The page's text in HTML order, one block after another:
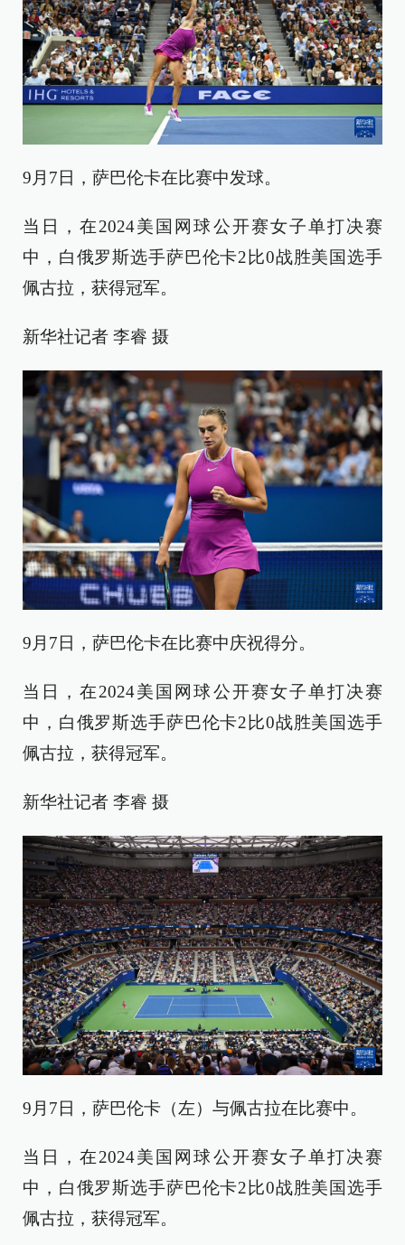
9月7日，萨巴伦卡在比赛中发球。
当日，在2024美国网球公开赛女子单打决赛
中，白俄罗斯选手萨巴伦卡2比0战胜美国选手
佩古拉，获得冠军。
新华社记者 李睿 摄
9月7日，萨巴伦卡在比赛中庆祝得分。
当日，在2024美国网球公开赛女子单打决赛
中，白俄罗斯选手萨巴伦卡2比0战胜美国选手
佩古拉，获得冠军。
新华社记者 李睿 摄
9月7日，萨巴伦卡（左）与佩古拉在比赛中。
当日，在2024美国网球公开赛女子单打决赛
中，白俄罗斯选手萨巴伦卡2比0战胜美国选手
佩古拉，获得冠军。